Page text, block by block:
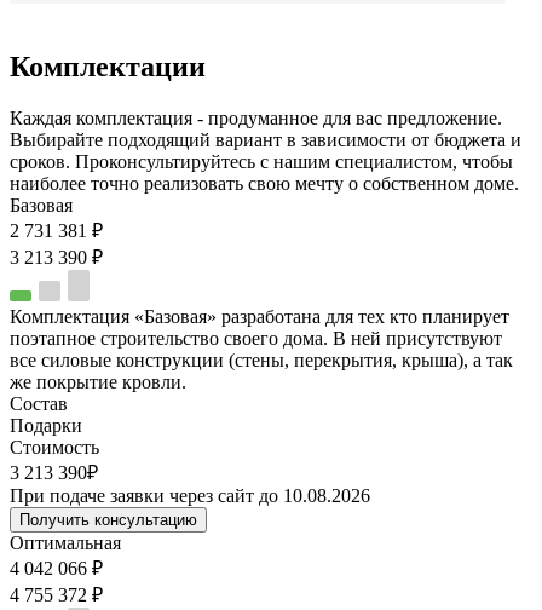
Комплектации
Каждая комплектация - продуманное для вас предложение.
Выбирайте подходящий вариант в зависимости от бюджета и
сроков. Проконсультируйтесь с нашим специалистом, чтобы
наиболее точно реализовать свою мечту о собственном доме.
Базовая
2 731 381 ₽
3 213 390 ₽
Комплектация «Базовая» разработана для тех кто планирует
поэтапное строительство своего дома. В ней присутствуют
все силовые конструкции (стены, перекрытия, крыша), а так
же покрытие кровли.
Состав
Подарки
Стоимость
3 213 390₽
При подаче заявки через сайт до 10.08.2026
Получить консультацию
Оптимальная
4 042 066 ₽
4 755 372 ₽